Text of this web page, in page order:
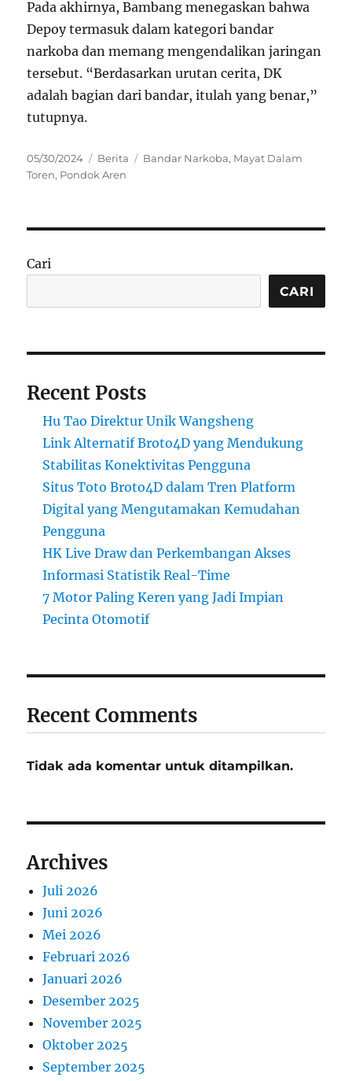
Pada akhirnya, Bambang menegaskan bahwa
Depoy termasuk dalam kategori bandar
narkoba dan memang mengendalikan jaringan
tersebut. “Berdasarkan urutan cerita, DK
adalah bagian dari bandar, itulah yang benar,”
tutupnya.
Posted
on
05/30/2024 Categories
Berita Tags
Bandar Narkoba, Mayat Dalam
Toren, Pondok Aren
Cari
CARI
Recent Posts
Hu Tao Direktur Unik Wangsheng
Link Alternatif Broto4D yang Mendukung
Stabilitas Konektivitas Pengguna
Situs Toto Broto4D dalam Tren Platform
Digital yang Mengutamakan Kemudahan
Pengguna
HK Live Draw dan Perkembangan Akses
Informasi Statistik Real-Time
7 Motor Paling Keren yang Jadi Impian
Pecinta Otomotif
Recent Comments
Tidak ada komentar untuk ditampilkan.
Archives
Juli 2026
Juni 2026
Mei 2026
Februari 2026
Januari 2026
Desember 2025
November 2025
Oktober 2025
September 2025